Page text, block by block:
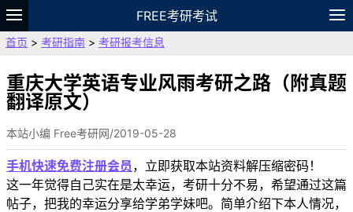
FREE考研考试
题库
故事 专题 APP
VIP
资料
首页 > 考研指南 > 考研报考信息
重庆大学英语专业风雨考研之路（附真题
翻译原文）
本站小编 Free考研网/2019-05-28
手机快速免费注册会员 ，立即获取本站资料解压缩密码！
这一年觉得自己实在是太幸运，考研十分不易，希望通过这篇
帖子，把我的幸运分享给学弟学妹吧。简单介绍下本人情况，